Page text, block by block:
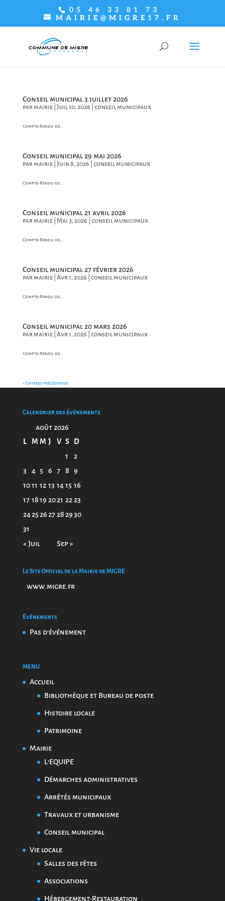
05 46 33 81 73
MAIRIE@MIGRE17.FR
Conseil municipal 3 juillet 2026
parmairie| Juil 10, 2026 conseil municipaux
Compte-Rendu de...
Conseil municipal 29 mai 2026
parmairie| Juin 8, 2026 conseil municipaux
Compte-Rendu de...
Conseil municipal 21 avril 2026
parmairie| Mai 3, 2026 conseil municipaux
Compte-Rendu de...
Conseil municipal 27 février 2026
parmairie| Avr 1, 2026 conseil municipaux
Compte-Rendu de...
Conseil municipal 20 mars 2026
parmairie| Avr 1, 2026 conseil municipaux
Compte-Rendu de...
« Entrées précédentes
Calendrier des événements
août 2026
L
M M J V S
D
1
2
3
4 5 6 7 8
9
10 11 12 13 14 15 16
17 1819 20 21 22 23
24 25 26 27 28 2930
31
« Juil
Sep »
Le Site Officiel de la Mairie de MIGRE
www.migre.fr
Événements
Pas d'événement
MENU
Accueil
Bibliothèque et Bureau de poste
Histoire locale
Patrimoine
Mairie
L’EQUIPE
Démarches administratives
Arrêtés municipaux
Travaux et urbanisme
Conseil municipal
Vie locale
Salles des fêtes
Associations
Hébergement-Restauration